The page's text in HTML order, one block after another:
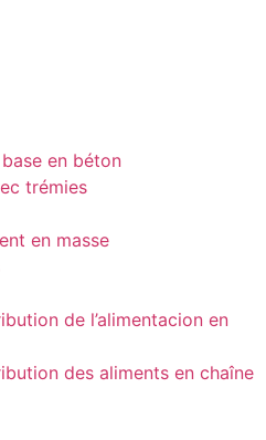
en béton
trémies
en masse
de l’alimentacion en
des aliments en chaîne